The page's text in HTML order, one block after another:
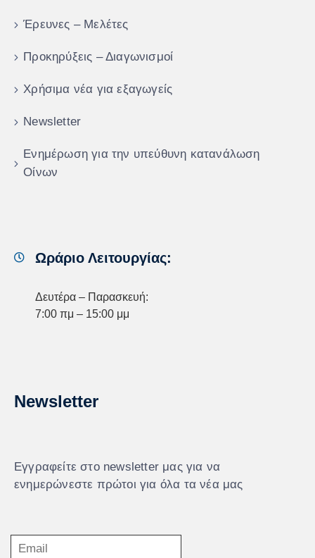
Έρευνες – Μελέτες
Προκηρύξεις – Διαγωνισμοί
Χρήσιμα νέα για εξαγωγείς
Newsletter
Ενημέρωση για την υπεύθυνη κατανάλωση
Οίνων
Ωράριο Λειτουργίας:
Δευτέρα – Παρασκευή:
7:00 πμ – 15:00 μμ
Newsletter
Εγγραφείτε στο newsletter μας για να
ενημερώνεστε πρώτοι για όλα τα νέα μας